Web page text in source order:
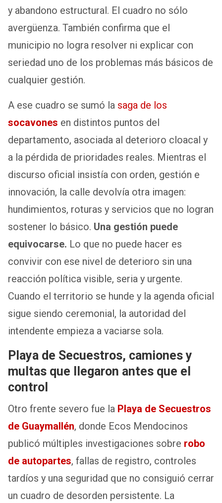
y abandono estructural. El cuadro no sólo
avergüenza. También confirma que el
municipio no logra resolver ni explicar con
seriedad uno de los problemas más básicos de
cualquier gestión.
A ese cuadro se sumó la saga de los
socavones en distintos puntos del
departamento, asociada al deterioro cloacal y
a la pérdida de prioridades reales. Mientras el
discurso oficial insistía con orden, gestión e
innovación, la calle devolvía otra imagen:
hundimientos, roturas y servicios que no logran
sostener lo básico. Una gestión puede
equivocarse. Lo que no puede hacer es
convivir con ese nivel de deterioro sin una
reacción política visible, seria y urgente.
Cuando el territorio se hunde y la agenda oficial
sigue siendo ceremonial, la autoridad del
intendente empieza a vaciarse sola.
Playa de Secuestros, camiones y
multas que llegaron antes que el
control
Otro frente severo fue la Playa de Secuestros
de Guaymallén, donde Ecos Mendocinos
publicó múltiples investigaciones sobre robo
de autopartes, fallas de registro, controles
tardíos y una seguridad que no consiguió cerrar
un cuadro de desorden persistente. La